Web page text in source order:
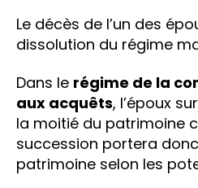
Le décès de l’un des
dissolution du régime
Dans le régime de la
aux acquêts, l’époux
la moitié du patrimoine
succession portera
patrimoine selon les